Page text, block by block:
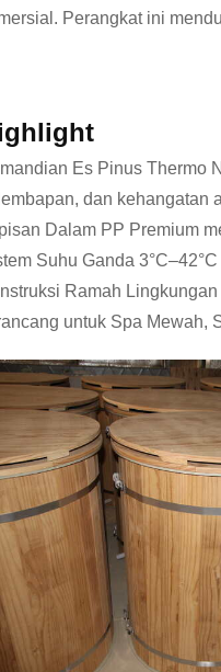
Perangkat ini
Es Pinus Thermo
dan kehangatan
Dalam PP Premium
Suhu Ganda
Ramah
untuk Spa Mewah,